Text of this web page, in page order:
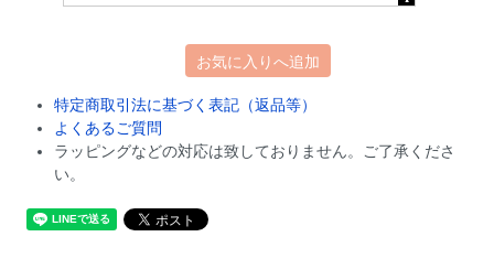
お気に入りへ追加
特定商取引法に基づく表記（返品等）
よくあるご質問
ラッピングなどの対応は致しておりません。ご了承くださ
い。